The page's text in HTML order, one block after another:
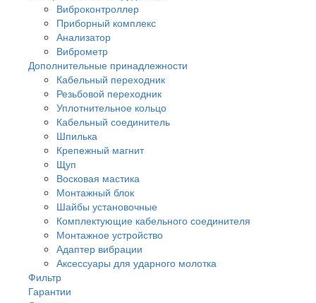
Виброконтроллер
Приборный комплекс
Анализатор
Виброметр
Дополнительные принадлежности
Кабельный переходник
Резьбовой переходник
Уплотнительное кольцо
Кабельный соединитель
Шпилька
Крепежный магнит
Щуп
Восковая мастика
Монтажный блок
Шайбы установочные
Комплектующие кабельного соединителя
Монтажное устройство
Адаптер вибрации
Аксессуары для ударного молотка
Фильтр
Гарантии